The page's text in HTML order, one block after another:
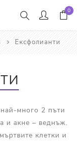
0
Ексфолианти
много 2 пъти
и акне – веднъж.
клетки и